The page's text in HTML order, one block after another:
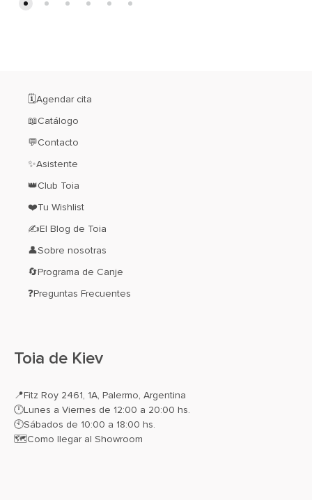
🗓️Agendar cita
📖Catálogo
💬Contacto
✨Asistente
👑Club Toia
❤️Tu Wishlist
✍El Blog de Toia
👤Sobre nosotras
🔄Programa de Canje
❓Preguntas Frecuentes
Toia de Kiev
📍Fitz Roy 2461, 1A, Palermo, Argentina
🕛Lunes a Viernes de 12:00 a 20:00 hs.
🕙Sábados de 10:00 a 18:00 hs.
🗺️Como llegar al Showroom